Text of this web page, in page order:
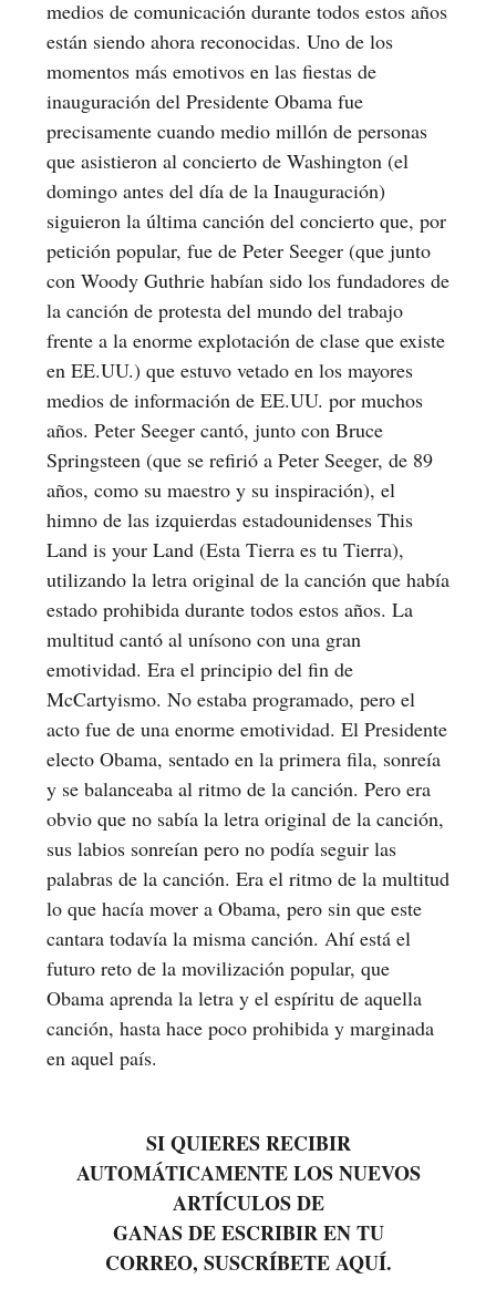
medios de comunicación durante todos estos años
están siendo ahora reconocidas. Uno de los
momentos más emotivos en las fiestas de
inauguración del Presidente Obama fue
precisamente cuando medio millón de personas
que asistieron al concierto de Washington (el
domingo antes del día de la Inauguración)
siguieron la última canción del concierto que, por
petición popular, fue de Peter Seeger (que junto
con Woody Guthrie habían sido los fundadores de
la canción de protesta del mundo del trabajo
frente a la enorme explotación de clase que existe
en EE.UU.) que estuvo vetado en los mayores
medios de información de EE.UU. por muchos
años. Peter Seeger cantó, junto con Bruce
Springsteen (que se refirió a Peter Seeger, de 89
años, como su maestro y su inspiración), el
himno de las izquierdas estadounidenses This
Land is your Land (Esta Tierra es tu Tierra),
utilizando la letra original de la canción que había
estado prohibida durante todos estos años. La
multitud cantó al unísono con una gran
emotividad. Era el principio del fin de
McCartyismo. No estaba programado, pero el
acto fue de una enorme emotividad. El Presidente
electo Obama, sentado en la primera fila, sonreía
y se balanceaba al ritmo de la canción. Pero era
obvio que no sabía la letra original de la canción,
sus labios sonreían pero no podía seguir las
palabras de la canción. Era el ritmo de la multitud
lo que hacía mover a Obama, pero sin que este
cantara todavía la misma canción. Ahí está el
futuro reto de la movilización popular, que
Obama aprenda la letra y el espíritu de aquella
canción, hasta hace poco prohibida y marginada
en aquel país.
SI QUIERES RECIBIR
AUTOMÁTICAMENTE LOS NUEVOS
ARTÍCULOS DE
GANAS DE ESCRIBIR EN TU
CORREO, SUSCRÍBETE AQUÍ.